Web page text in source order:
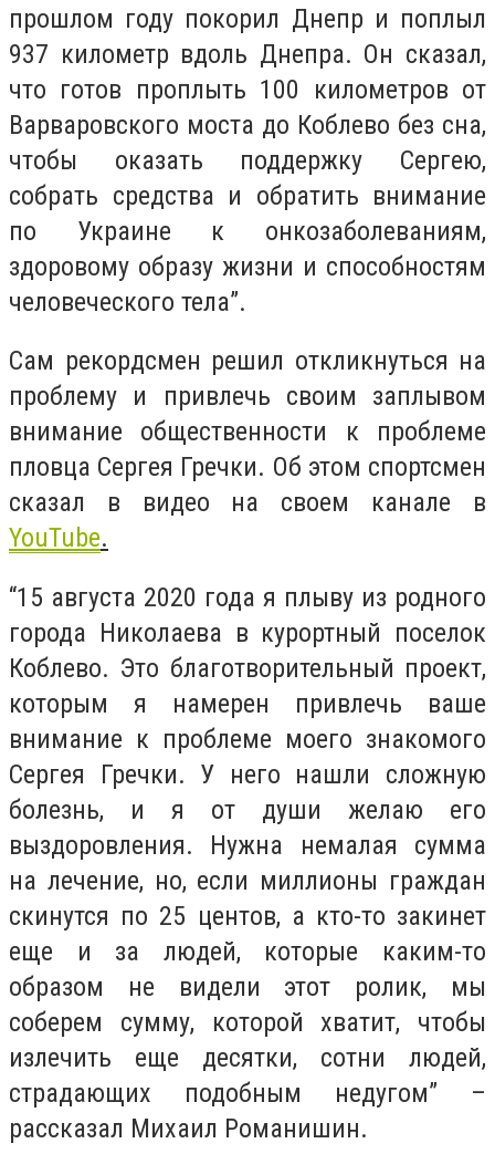
прошлом году покорил Днепр и поплыл
937 километр вдоль Днепра. Он сказал,
что готов проплыть 100 километров от
Варваровского моста до Коблево без сна,
чтобы оказать поддержку Сергею,
собрать средства и обратить внимание
по Украине к онкозаболеваниям,
здоровому образу жизни и способностям
человеческого тела”.
Сам рекордсмен решил откликнуться на
проблему и привлечь своим заплывом
внимание общественности к проблеме
пловца Сергея Гречки. Об этом спортсмен
сказал в видео на своем канале в
YouTube.
“15 августа 2020 года я плыву из родного
города Николаева в курортный поселок
Коблево. Это благотворительный проект,
которым я намерен привлечь ваше
внимание к проблеме моего знакомого
Сергея Гречки. У него нашли сложную
болезнь, и я от души желаю его
выздоровления. Нужна немалая сумма
на лечение, но, если миллионы граждан
скинутся по 25 центов, а кто-то закинет
еще и за людей, которые каким-то
образом не видели этот ролик, мы
соберем сумму, которой хватит, чтобы
излечить еще десятки, сотни людей,
страдающих подобным недугом” –
рассказал Михаил Романишин.